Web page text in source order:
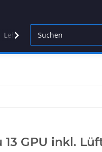
Lehren Sonstiges
13 GPU inkl.